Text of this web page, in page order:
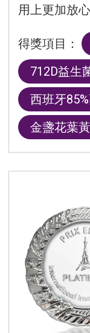
用上更加放心
得獎項目：
712D益生
西班牙
金盞花葉